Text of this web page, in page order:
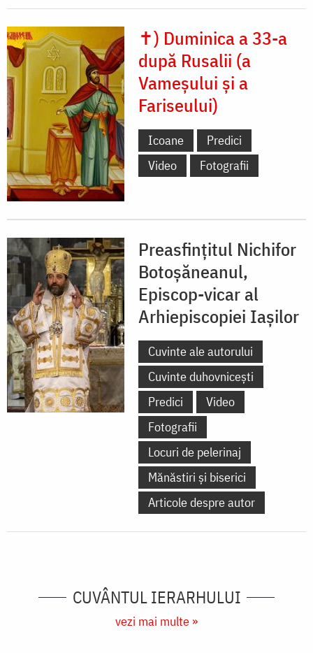
✝) Duminica a 33-a
după Rusalii (a
Vameșului și a
Fariseului)
Icoane
Predici
Video
Fotografii
Preasfințitul Nichifor
Botoșăneanul,
Episcop-vicar al
Arhiepiscopiei Iașilor
Cuvinte ale autorului
Cuvinte duhovnicești
Predici
Video
Fotografii
Locuri de pelerinaj
Mănăstiri și biserici
Articole despre autor
CUVÂNTUL IERARHULUI
vezi mai multe »